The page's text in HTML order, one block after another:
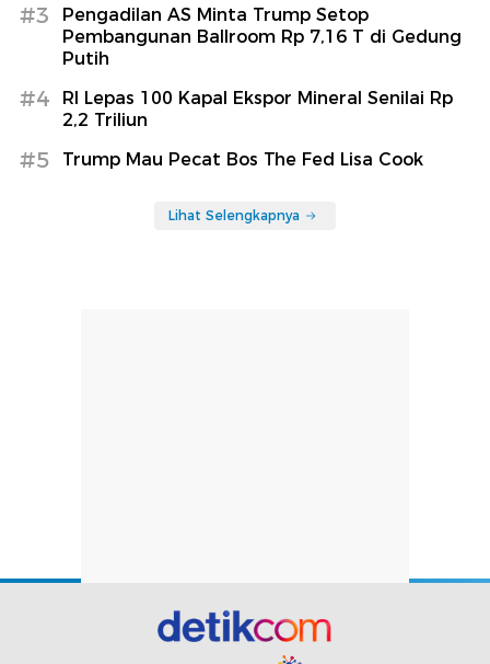
#3
Pengadilan AS Minta Trump Setop
Pembangunan Ballroom Rp 7,16 T di Gedung
Putih
#4
RI Lepas 100 Kapal Ekspor Mineral Senilai Rp
2,2 Triliun
#5 Trump Mau Pecat Bos The Fed Lisa Cook
Lihat Selengkapnya